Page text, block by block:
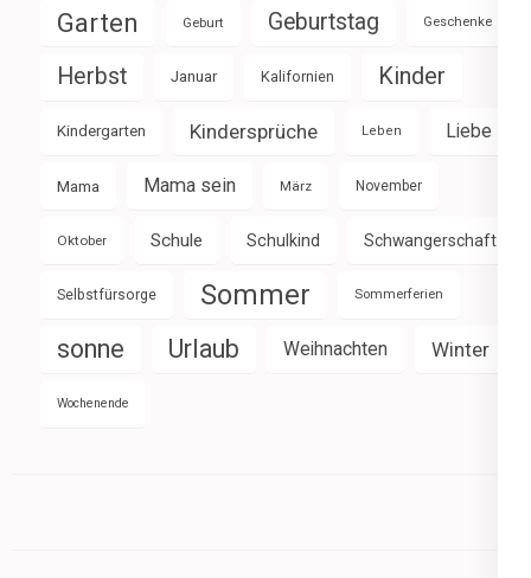
Garten Geburt Geburtstag Geschenke
Herbst Januar Kalifornien Kinder
Kindergarten Kindersprüche Leben Liebe
Mama Mama sein März November
Oktober Schule Schulkind Schwangerschaft
Selbstfürsorge Sommer Sommerferien
sonne Urlaub Weihnachten Winter
Wochenende